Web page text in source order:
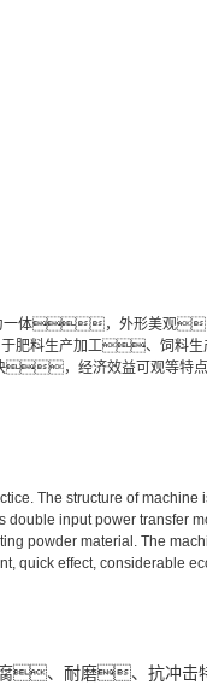
型为一体，外形美观
料生产加工、饲料生
，经济效益可观等特
The structure of machine
input power transfer
powder material. The
quick effect, considerable
、耐磨、抗冲击特